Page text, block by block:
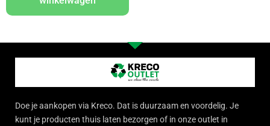
Doe je aankopen via Kreco. Dat is duurzaam en voordelig. Je
kunt je producten thuis laten bezorgen of in onze outlet in